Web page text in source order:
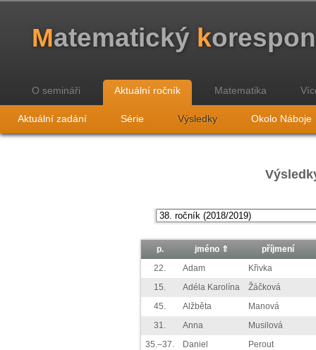
Matematický k
O semináři Aktuální ročník Matematika
Aktuální zadání Série Výsledky Okolo Náboje
p. jméno ⇑
příjmení
22.
Adam
Křivka
15.
Adéla Karolína
Žáčková
45.
Alžběta
Manová
31.
Anna
Musilová
35.–37.
Daniel
Perout